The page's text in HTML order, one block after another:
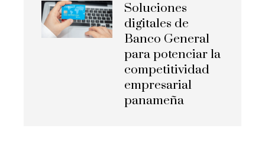
Soluciones
digitales de
Banco General
para potenciar la
competitividad
empresarial
panameña